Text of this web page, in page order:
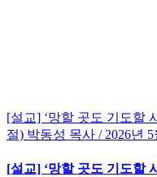
[설교] ‘망할 곳도 기도할
절) 박동성 목사 / 2026년
[설교] ‘망할 곳도 기도할